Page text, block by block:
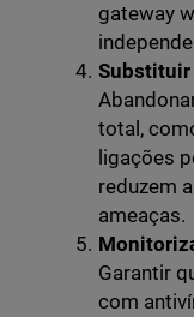
gateway
Substituir
total,
ligações
reduzem
ameaças.
Garantir
com